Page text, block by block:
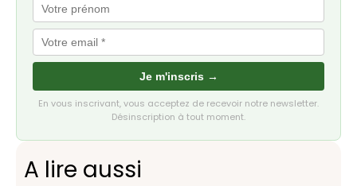
Je m'inscris →
En vous inscrivant, vous acceptez de recevoir notre newsletter.
Désinscription à tout moment.
A lire aussi